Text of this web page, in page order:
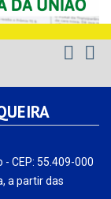
CEP: 55.409-000
a partir das